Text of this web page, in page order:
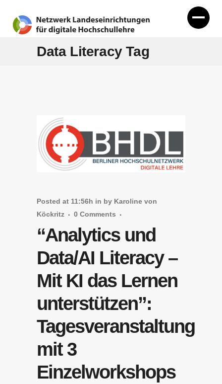
Data Literacy Tag
“Analytics und
Data/AI Literacy –
Mit KI das Lernen
unterstützen”:
Tagesveranstaltung
mit 3
Einzelworkshops
Posted at 11:56h in by Karoline von
Köckritz
0 Comments